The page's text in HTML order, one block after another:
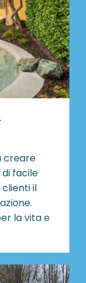
creare
facile
il
la vita e